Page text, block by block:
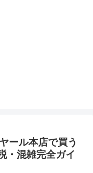
ール本店で買う
・混雑完全ガイ